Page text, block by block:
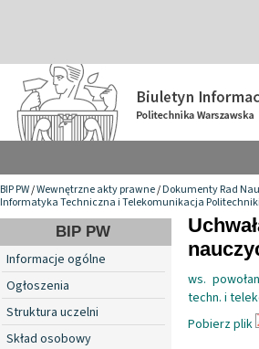
BIP PW/Wewnętrzne akty prawne/Dokumenty Rad
Informatyka Techniczna i Telekomunikacja
BIP PW
Informacje ogólne
Ogłoszenia
Struktura uczelni
Skład osobowy
ws.
techn. i
Pobierz plik